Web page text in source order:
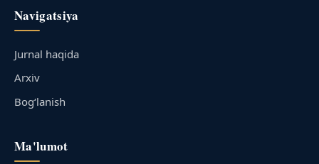
Navigatsiya
Jurnal haqida
Arxiv
Bog‘lanish
Ma'lumot